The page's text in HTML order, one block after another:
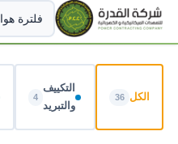
الكل 36
التكييف
والتبريد
4